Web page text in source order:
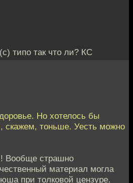
типо так что ли? КС
Но хотелось бы
скажем, тоньше. Уесть можно
Вообще страшно
материал могла
при толковой цензуре.